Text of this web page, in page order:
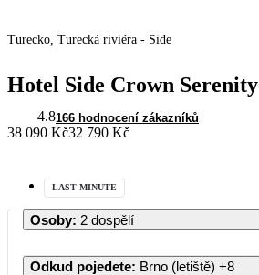
Turecko, Turecká riviéra - Side
Hotel Side Crown Serenity
4.8166 hodnocení zákazníků
38 090 Kč32 790 Kč
LAST MINUTE
Osoby: 2 dospělí
Odkud pojedete: Brno (letiště) +8